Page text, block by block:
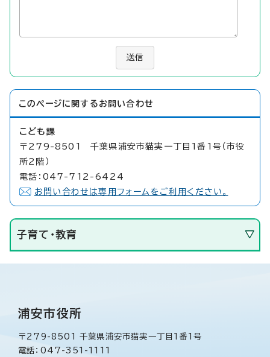
送信
このページに関する お問い合わせ
こども課
〒279-8501 千葉県浦安市猫実一丁目1番1号（市役
所2階）
電話：047-712-6424
お問い合わせは専用フォームをご利用ください。
子育て・教育
浦安市役所
〒279-8501 千葉県浦安市猫実一丁目1番1号
電話：047-351-1111